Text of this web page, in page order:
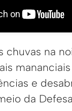
chuvas na
e
da